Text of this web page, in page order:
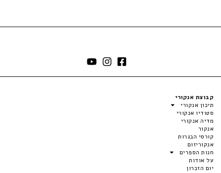
קבוצת אנקורי
תיכון אנקורי
סטודיו אנקורי
מדיה אנקורי
אנקור
קורסי הבגרות
אנקוריזום
חנות הספרים
על אודות
יום הזכרון